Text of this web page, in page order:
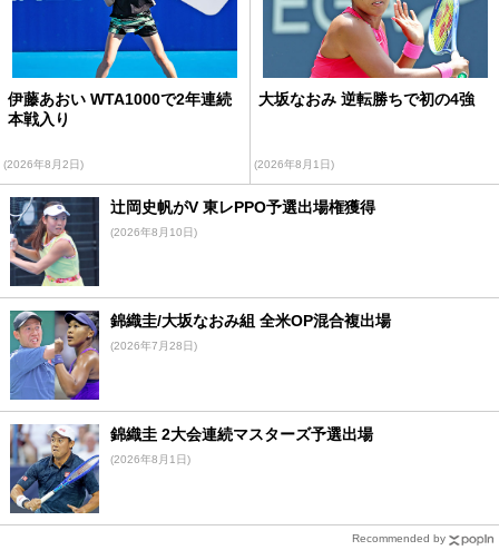
伊藤あおい WTA1000で2年連続
本戦入り
(2026年8月2日)
大坂なおみ 逆転勝ちで初の4強
(2026年8月1日)
辻岡史帆がV 東レPPO予選出場権獲得
(2026年8月10日)
錦織圭/大坂なおみ組 全米OP混合複出場
(2026年7月28日)
錦織圭 2大会連続マスターズ予選出場
(2026年8月1日)
Recommended by